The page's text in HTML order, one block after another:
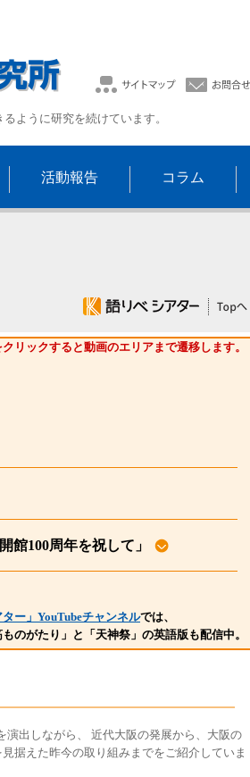
ように研究を続けています。
活動報告 コラム
リックすると動画のエリアまで遷移します。
館100周年を祝して」
ター」YouTubeチャンネルでは、
ものがたり」と「天神祭」の英語版も配信中。
出しながら、 近代大阪の発展から、大阪の
据えた昨今の取り組みまでをご紹介していま